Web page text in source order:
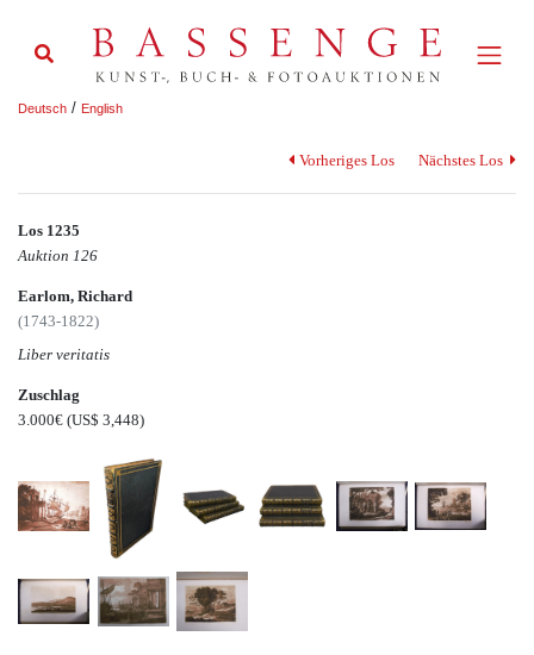
Deutsch / English
Vorheriges Los Nächstes Los
Los 1235
Auktion 126
Earlom, Richard
(1743-1822)
Liber veritatis
Zuschlag
3.000€ (US$ 3,448)